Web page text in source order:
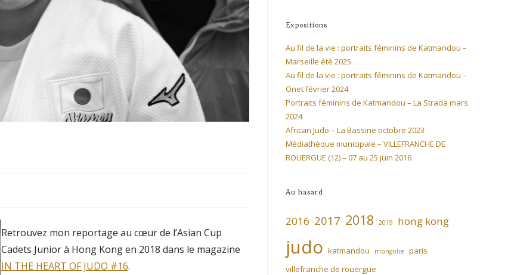
Retrouvez mon reportage au cœur de l’Asian Cup
Cadets Junior à Hong Kong en 2018 dans le magazine
IN THE HEART OF JUDO #16.
Expositions
Au fil de la vie : portraits féminins de Katmandou –
Marseille été 2025
Au fil de la vie : portraits féminins de Katmandou –
Onet février 2024
Portraits féminins de Katmandou – La Strada mars
2024
African Judo – La Bassine octobre 2023
Médiathèque municipale – VILLEFRANCHE DE
ROUERGUE (12) – 07 au 25 juin 2016
Au hasard
2016 2017 2018 2019 hong kong
judo katmandou mongolie
paris
villefranche de rouergue